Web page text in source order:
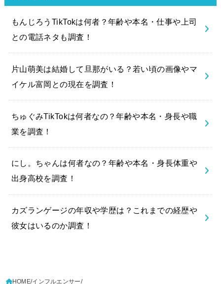
もんじろうTikTokは何者？年齢や本名・仕事や上司
との電話ネタも調査！
片山萌美は結婚して旦那がいる？若い頃の画像やマ
イケル富岡との現在を調査！
ちゅぐみTikTokは何者なの？年齢や本名・身長や職
業を調査！
にし。ちゃんは何者なの？年齢や本名・身長体重や
出身高校を調査！
カズランゲージの年収や学歴は？これまでの経歴や
彼女はいるのか調査！
HOME インフルエンサー